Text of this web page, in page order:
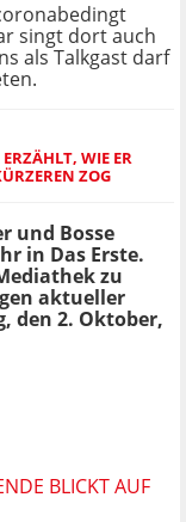
singt dort auch
als Talkgast darf
WIE ER
ZOG
und Bosse
in Das Erste.
zu
aktueller
den 2. Oktober,
BLICKT AUF